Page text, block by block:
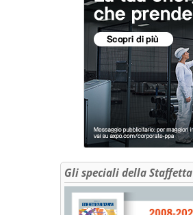
Gli speciali della Staffetta